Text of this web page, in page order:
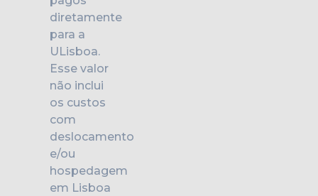
diretamente
para a
ULisboa.
Esse valor
não inclui
os custos
com
deslocamento
e/ou
hospedagem
em Lisboa